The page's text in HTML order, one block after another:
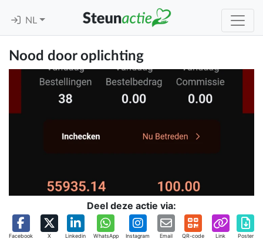
NL
Nood door oplichting
Deel deze actie via:
Facebook X Linkedin WhatsApp Instagram Email QR-code Link Poster